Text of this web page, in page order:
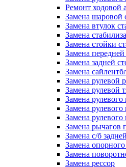
Ремонт ходовой
Замена шаровой
Замена втулок
Замена
Замена стойки
Замена
Замена задней
Замена
Замена рулевой
Замена рулевой
Замена рулевого
Замена рулевого
Замена рулевого
Замена рычагов
Замена с/б
Замена
Замена
Замена рессор